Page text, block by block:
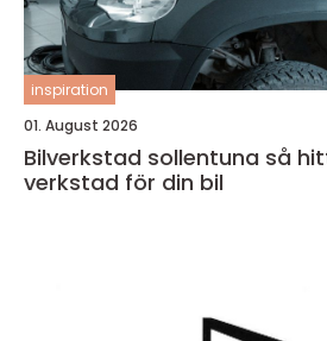
inspiration
01. August 2026
Bilverkstad sollentuna så hittar du rätt
verkstad för din bil